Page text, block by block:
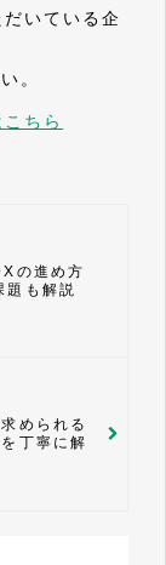
いている企
。
ちら
の進め方
題も解説
められる
丁寧に解